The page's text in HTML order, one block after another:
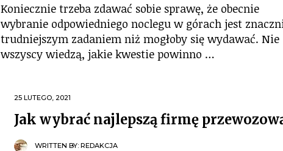
Koniecznie trzeba zdawać sobie sprawę, że obecnie
wybranie odpowiedniego noclegu w górach jest
trudniejszym zadaniem niż mogłoby się wydawać. Nie
wszyscy wiedzą, jakie kwestie powinno …
25 LUTEGO, 2021
Jak wybrać najlepszą firmę
WRITTEN BY: REDAKCJA